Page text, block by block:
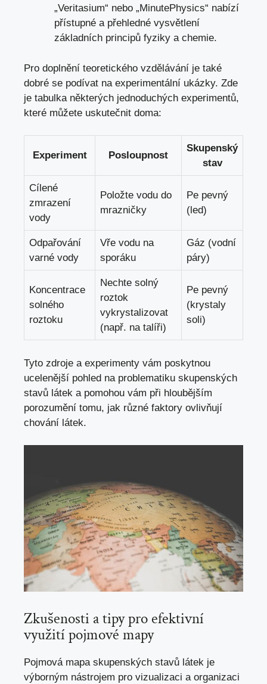
„Veritasium“ nebo „MinutePhysics“ nabízí
přístupné a přehledné vysvětlení
základních principů fyziky a chemie.
Pro doplnění teoretického vzdělávání je také
dobré se podívat na experimentální ukázky. Zde
je tabulka některých jednoduchých experimentů,
které můžete uskutečnit doma:
Experiment Posloupnost
Skupenský
stav
Cílené
zmrazení
vody
Položte vodu do
mrazničky
Pe pevný
(led)
Odpařování
varné vody
Vře vodu na
sporáku
Gáz (vodní
páry)
Koncentrace
solného
roztoku
Nechte solný
roztok
vykrystalizovat
(např. na talíři)
Pe pevný
(krystaly
soli)
Tyto zdroje a experimenty vám poskytnou
ucelenější pohled na problematiku skupenských
stavů látek a pomohou vám při hloubějším
porozumění tomu, jak různé faktory ovlivňují
chování látek.
Zkušenosti a tipy pro efektivní
využití pojmové mapy
Pojmová mapa skupenských stavů látek je
výborným nástrojem pro vizualizaci a organizaci